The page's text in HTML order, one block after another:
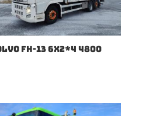
FH-13 6X2*4 4800